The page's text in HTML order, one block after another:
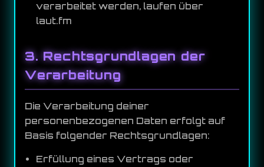
verarbeitet werden, laufen über
laut.fm
3. Rechtsgrundlagen der
Verarbeitung
Die Verarbeitung deiner
personenbezogenen Daten erfolgt auf
Basis folgender Rechtsgrundlagen:
Erfüllung eines Vertrags oder